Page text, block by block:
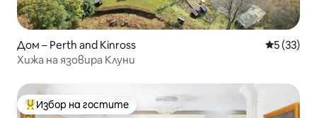
Дом – Perth and Kinross Средна
5 (33)
Хижа на язовира Клуни
Най-популярен избор на гостите
Избор на гостите